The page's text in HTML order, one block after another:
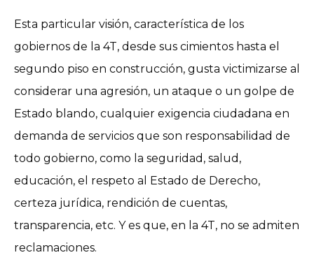
Esta particular visión, característica de los
gobiernos de la 4T, desde sus cimientos hasta el
segundo piso en construcción, gusta victimizarse al
considerar una agresión, un ataque o un golpe de
Estado blando, cualquier exigencia ciudadana en
demanda de servicios que son responsabilidad de
todo gobierno, como la seguridad, salud,
educación, el respeto al Estado de Derecho,
certeza jurídica, rendición de cuentas,
transparencia, etc. Y es que, en la 4T, no se admiten
reclamaciones.